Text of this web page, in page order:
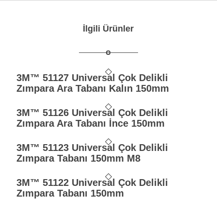
İlgili Ürünler
3M™ 51127 Universal Çok Delikli
Zımpara Ara Tabanı Kalın 150mm
3M™ 51126 Universal Çok Delikli
Zımpara Ara Tabanı İnce 150mm
3M™ 51123 Universal Çok Delikli
Zımpara Tabanı 150mm M8
3M™ 51122 Universal Çok Delikli
Zımpara Tabanı 150mm